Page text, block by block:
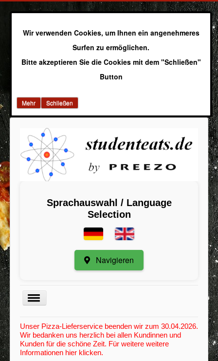
Wir verwenden Cookies, um Ihnen ein angenehmeres
Surfen zu ermöglichen.
Bitte akzeptieren Sie die Cookies mit dem "Schließen"
Button
Mehr Schließen
Sprachauswahl / Language
Selection
Navigieren
Menu
Kategorie
Registrieren
Unser Pizza-Lieferservice beenden wir zum 30.04.2026.
Wir bedanken uns herzlich bei allen Kundinnen und
Kunden für die schöne Zeit. Für weitere weitere
Informationen hier klicken.